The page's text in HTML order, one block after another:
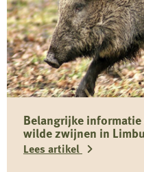
Belangrijke
wilde zwijnen in
Lees artikel